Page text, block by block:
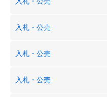
入札・公売
入札・公売
入札・公売